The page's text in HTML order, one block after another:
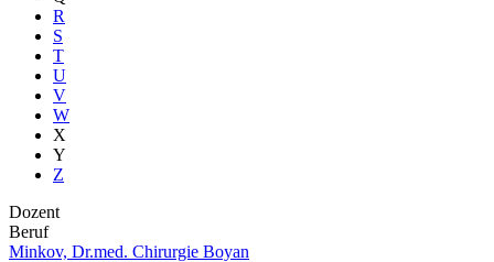
R
S
T
U
V
W
X
Y
Z
Dozent
Beruf
Minkov, Dr.med. Chirurgie Boyan